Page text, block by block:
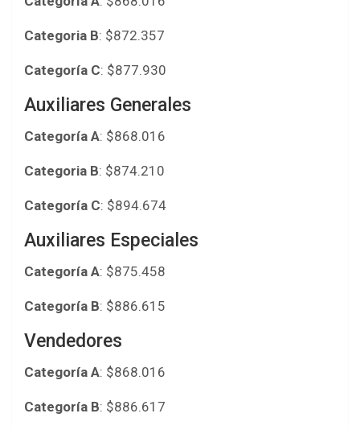
Categoria B: $872.357
Categoría C: $877.930
Auxiliares Generales
Categoría A: $868.016
Categoria B: $874.210
Categoría C: $894.674
Auxiliares Especiales
Categoría A: $875.458
Categoría B: $886.615
Vendedores
Categoría A: $868.016
Categoría B: $886.617